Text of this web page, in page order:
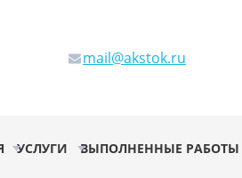
mail@akstok.ru
УСЛУГИ ВЫПОЛНЕННЫЕ РАБОТЫ